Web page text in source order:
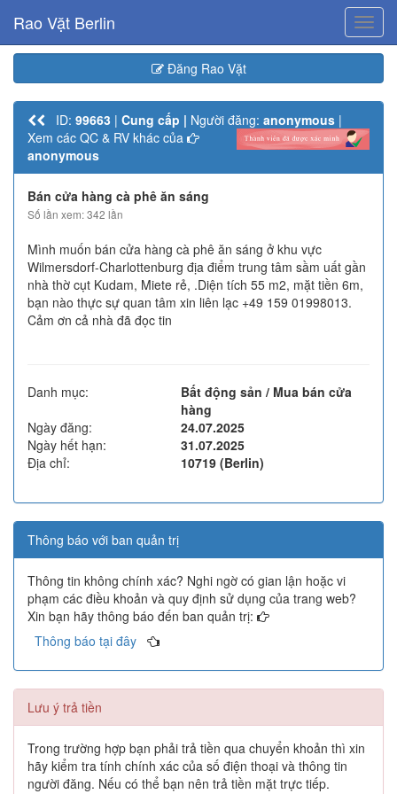
Rao Vặt Berlin
Đăng Rao Vặt
ID: 99663 | Cung cấp | Người đăng: anonymous |
Xem các QC & RV khác của
anonymous
Bán cửa hàng cà phê ăn sáng
Số lần xem: 342 lần
Mình muốn bán cửa hàng cà phê ăn sáng ở khu vực
Wilmersdorf-Charlottenburg địa điểm trung tâm sầm uất gần
nhà thờ cụt Kudam, Miete rẻ, .Diện tích 55 m2, mặt tiền 6m,
bạn nào thực sự quan tâm xin liên lạc +49 159 01998013.
Cảm ơn cả nhà đã đọc tin
Danh mục:
Bất động sản / Mua bán cửa
hàng
Ngày đăng:
24.07.2025
Ngày hết hạn:
31.07.2025
Địa chỉ:
10719 (Berlin)
Thông báo với ban quản trị
Thông tin không chính xác? Nghi ngờ có gian lận hoặc vi
phạm các điều khoản và quy định sử dụng của trang web?
Xin bạn hãy thông báo đến ban quản trị:
Thông báo tại đây
Lưu ý trả tiền
Trong trường hợp bạn phải trả tiền qua chuyển khoản thì xin
hãy kiểm tra tính chính xác của số điện thoại và thông tin
người đăng. Nếu có thể bạn nên trả tiền mặt trực tiếp.